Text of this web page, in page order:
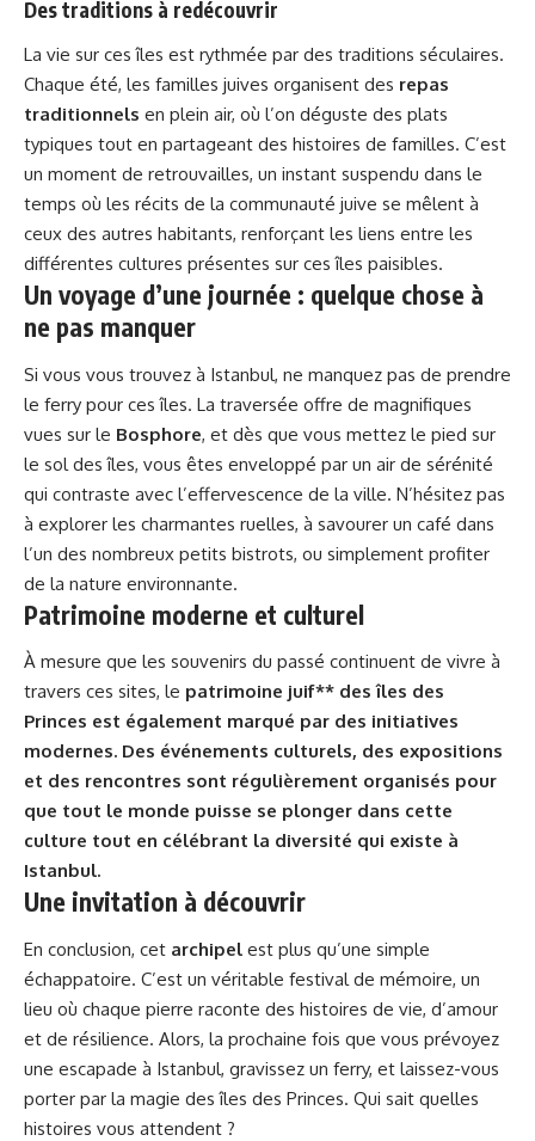
Des traditions à redécouvrir
La vie sur ces îles est rythmée par des traditions séculaires.
Chaque été, les familles juives organisent des repas
traditionnels en plein air, où l’on déguste des plats
typiques tout en partageant des histoires de familles. C’est
un moment de retrouvailles, un instant suspendu dans le
temps où les récits de la communauté juive se mêlent à
ceux des autres habitants, renforçant les liens entre les
différentes cultures présentes sur ces îles paisibles.
Un voyage d’une journée : quelque chose à
ne pas manquer
Si vous vous trouvez à Istanbul, ne manquez pas de prendre
le ferry pour ces îles. La traversée offre de magnifiques
vues sur le Bosphore, et dès que vous mettez le pied sur
le sol des îles, vous êtes enveloppé par un air de sérénité
qui contraste avec l’effervescence de la ville. N’hésitez pas
à explorer les charmantes ruelles, à savourer un café dans
l’un des nombreux petits bistrots, ou simplement profiter
de la nature environnante.
Patrimoine moderne et culturel
À mesure que les souvenirs du passé continuent de vivre à
travers ces sites, le patrimoine juif** des îles des
Princes est également marqué par des initiatives
modernes. Des événements culturels, des expositions
et des rencontres sont régulièrement organisés pour
que tout le monde puisse se plonger dans cette
culture tout en célébrant la diversité qui existe à
Istanbul.
Une invitation à découvrir
En conclusion, cet archipel est plus qu’une simple
échappatoire. C’est un véritable festival de mémoire, un
lieu où chaque pierre raconte des histoires de vie, d’amour
et de résilience. Alors, la prochaine fois que vous prévoyez
une escapade à Istanbul, gravissez un ferry, et laissez-vous
porter par la magie des îles des Princes. Qui sait quelles
histoires vous attendent ?